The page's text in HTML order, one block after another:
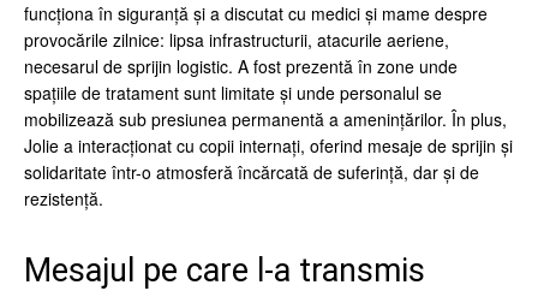
funcţiona în siguranţă şi a discutat cu medici şi mame despre
provocările zilnice: lipsa infrastructurii, atacurile aeriene,
necesarul de sprijin logistic. A fost prezentă în zone unde
spaţiile de tratament sunt limitate şi unde personalul se
mobilizează sub presiunea permanentă a ameninţărilor. În plus,
Jolie a interacţionat cu copii internaţi, oferind mesaje de sprijin şi
solidaritate într-o atmosferă încărcată de suferinţă, dar şi de
rezistenţă.
Mesajul pe care l-a transmis